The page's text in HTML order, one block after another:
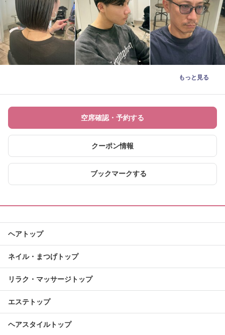
もっと見る
空席確認・予約する
クーポン情報
ブックマークする
ヘアトップ
ネイル・まつげトップ
リラク・マッサージトップ
エステトップ
ヘアスタイルトップ